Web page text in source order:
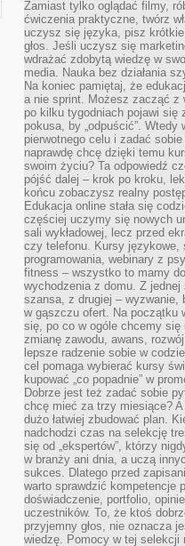
Zamiast tylko oglądać filmy,
ćwiczenia praktyczne, twórz
uczysz się języka, pisz
głos. Jeśli uczysz się
wdrażać zdobytą wiedzę w
media. Nauka bez działania
Na koniec pamiętaj, że
a nie sprint. Możesz zacząć z
po kilku tygodniach pojawi się
pokusa, by „odpuścić”. Wtedy
pierwotnego celu i zadać
naprawdę chcę dzięki temu
swoim życiu? Ta odpowiedź
pójść dalej – krok po kroku,
końcu zobaczysz realny
Edukacja online stała się
częściej uczymy się nowych
sali wykładowej, lecz przed
czy telefonu. Kursy językowe,
programowania, webinary z
fitness – wszystko to mamy
wychodzenia z domu. Z jednej
szansa, z drugiej – wyzwanie,
w gąszczu ofert. Na początku
się, po co w ogóle chcemy
zmianę zawodu, awans,
lepsze radzenie sobie w
cel pomaga wybierać kursy
kupować „co popadnie” w
Dobrze jest też zadać sobie
chcę mieć za trzy miesiące?
dużo łatwiej zbudować plan.
nadchodzi czas na selekcję
się od „ekspertów”, którzy
w branży ani dnia, a uczą
sukces. Dlatego przed
warto sprawdzić kompetencje
doświadczenie, portfolio,
uczestników. To, że ktoś
przyjemny głos, nie oznacza
wiedzę. Pomocy w tej selekcji